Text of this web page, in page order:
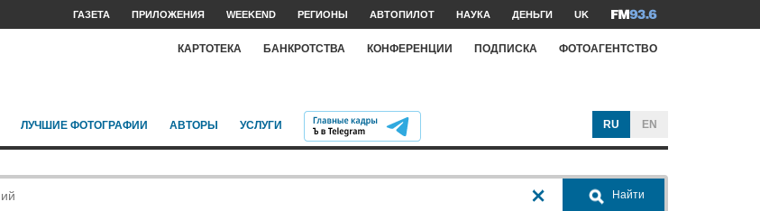
ГАЗЕТА ПРИЛОЖЕНИЯ WEEKEND РЕГИОНЫ АВТОПИЛОТ НАУКА ДЕНЬГИ UK
КАРТОТЕКА БАНКРОТСТВА КОНФЕРЕНЦИИ ПОДПИСКА ФОТОАГЕНТСТВО
ЛУЧШИЕ ФОТОГРАФИИ АВТОРЫ УСЛУГИ RU EN
Найти